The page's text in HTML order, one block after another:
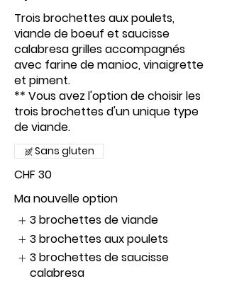
Trois brochettes aux poulets,
viande de boeuf et saucisse
calabresa grilles accompagnés
avec farine de manioc, vinaigrette
et piment.
** Vous avez l'option de choisir les
trois brochettes d'un unique type
de viande.
CHF 30
Sans gluten
Ma nouvelle option
3 brochettes de viande
3 brochettes aux poulets
3 brochettes de saucisse
calabresa